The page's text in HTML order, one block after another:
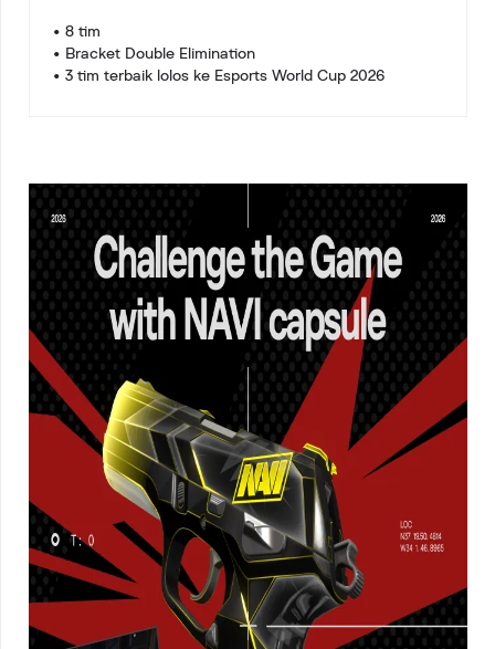
• 8 tim
• Bracket Double Elimination
• 3 tim terbaik lolos ke Esports World Cup 2026